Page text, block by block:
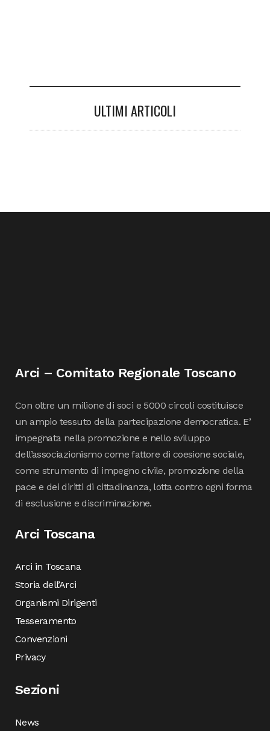
ULTIMI ARTICOLI
Arci – Comitato Regionale Toscano
Con oltre un milione di soci e 5000 circoli costituisce
un ampio tessuto della partecipazione democratica. E’
impegnata nella promozione e nello sviluppo
dell’associazionismo come fattore di coesione sociale,
come strumento di impegno civile, promozione della
pace e dei diritti di cittadinanza, lotta contro ogni forma
di esclusione e discriminazione.
Arci Toscana
Arci in Toscana
Storia dell’Arci
Organismi Dirigenti
Tesseramento
Convenzioni
Privacy
Sezioni
News